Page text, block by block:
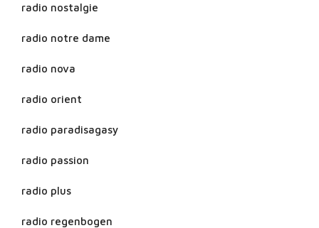
radio nostalgie
radio notre dame
radio nova
radio orient
radio paradisagasy
radio passion
radio plus
radio regenbogen